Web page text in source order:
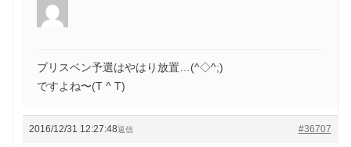
ブリスベン予選はやはり放置…(^◇^;)
ですよね〜(T ^ T)
2016/12/31 12:27:48 #36707
返信